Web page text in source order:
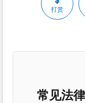
打赏
常见法